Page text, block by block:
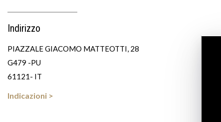
Indirizzo
PIAZZALE GIACOMO MATTEOTTI, 28
G479 -PU
61121- IT
Indicazioni >